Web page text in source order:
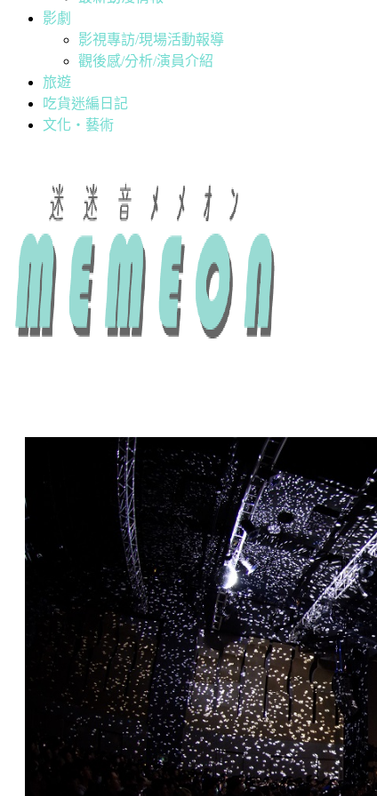
影劇
影視專訪/現場活動報導
觀後感/分析/演員介紹
旅遊
吃貨迷編日記
文化・藝術